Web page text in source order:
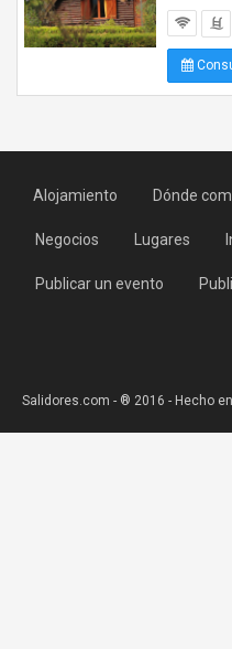
Alojamiento Dónde
Negocios Lugares
Publicar un evento
Salidores.com - ® 2016 - Hecho